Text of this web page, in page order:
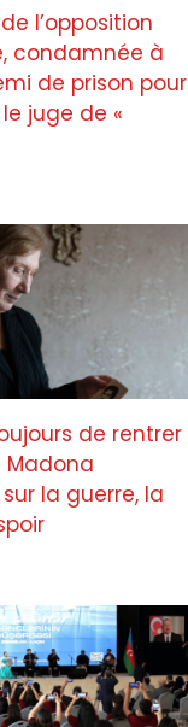
l’opposition
condamnée à
de prison pour
juge de «
de rentrer
la guerre, la